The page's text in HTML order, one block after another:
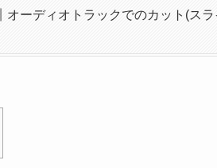
オーディオトラックでのカット(ス